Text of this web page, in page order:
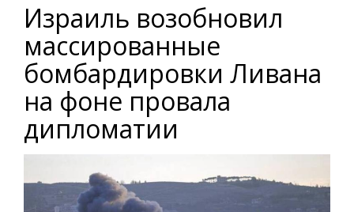
Израиль возобновил
массированные
бомбардировки Ливана
на фоне провала
дипломатии